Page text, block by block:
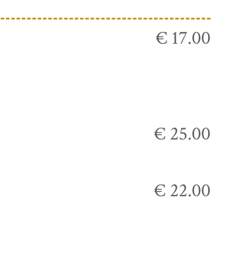
€ 17.00
€ 25.00
€ 22.00